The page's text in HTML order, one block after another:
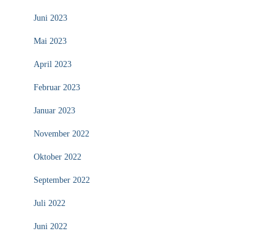
Juni 2023
Mai 2023
April 2023
Februar 2023
Januar 2023
November 2022
Oktober 2022
September 2022
Juli 2022
Juni 2022